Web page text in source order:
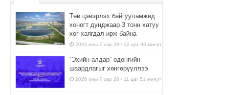
Төв цэвэрлэх байгууламжид
хоногт дунджаар 3 тонн хатуу
хог хаягдал ирж байна
2026 оны 7 сар 20 / 12 цаг 06 минут
“Эхийн алдар” одонгийн
шаардлагыг хөнгөрүүллээ
2026 оны 7 сар 20 / 11 цаг 51 минут